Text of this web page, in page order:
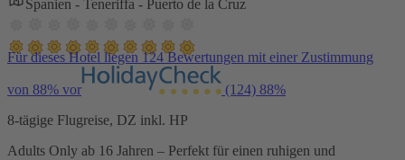
Spanien - Teneriffa - Puerto de la Cruz
Für dieses Hotel liegen 124 Bewertungen mit einer Zustimmung
von 88% vor (124) 88%
8-tägige Flugreise, DZ inkl. HP
Adults Only ab 16 Jahren – Perfekt für einen ruhigen und